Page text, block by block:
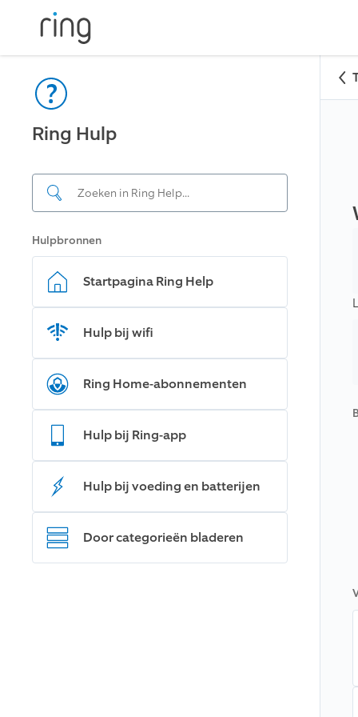
Ring Hulp
Hulpbronnen
Startpagina Ring Help
Hulp bij wifi
Ring Home-abonnementen
Hulp bij Ring-app
Hulp bij voeding en batterijen
Door categorieën bladeren